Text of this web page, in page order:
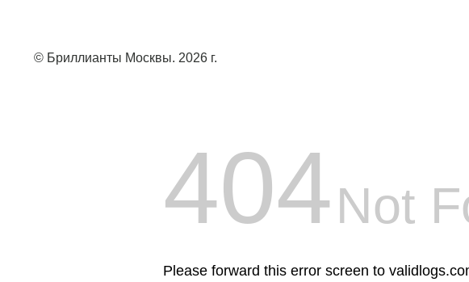
© Бриллианты Москвы. 2026 г.
404Not
Please forward this error screen to